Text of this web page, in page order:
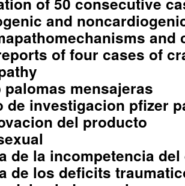
and
and
of four cases of
palomas mensajeras
de investigacion pfizer
del producto
de la incompetencia
de los deficits